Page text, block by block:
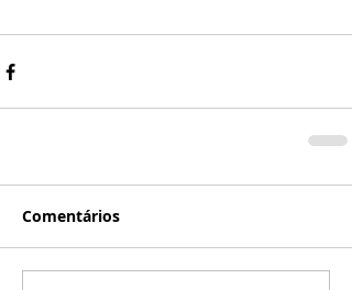
Comentários